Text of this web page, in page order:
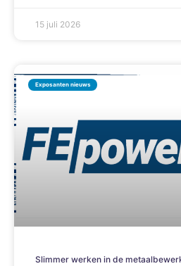
15 juli 2026
Exposanten nieuws
Slimmer werken in de